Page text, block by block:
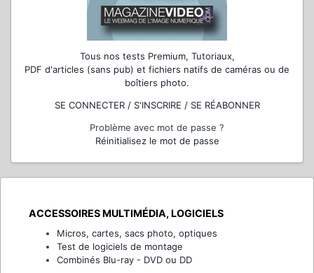
Tous nos tests Premium, Tutoriaux,
PDF d'articles (sans pub) et fichiers natifs de caméras ou de
boîtiers photo.
SE CONNECTER / S'INSCRIRE / SE RÉABONNER
Problème avec mot de passe ?
Réinitialisez le mot de passe
ACCESSOIRES MULTIMÉDIA, LOGICIELS
Micros, cartes, sacs photo, optiques
Test de logiciels de montage
Combinés Blu-ray - DVD ou DD